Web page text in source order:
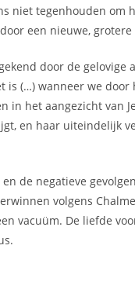
niet tegenhouden om
een nieuwe,
door de
is (…) wanneer we
in het aangezicht van
en haar uiteindelijk
de negatieve
volgens
vacuüm. De liefde